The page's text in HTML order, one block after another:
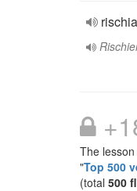
The
"Top 500
(total 500